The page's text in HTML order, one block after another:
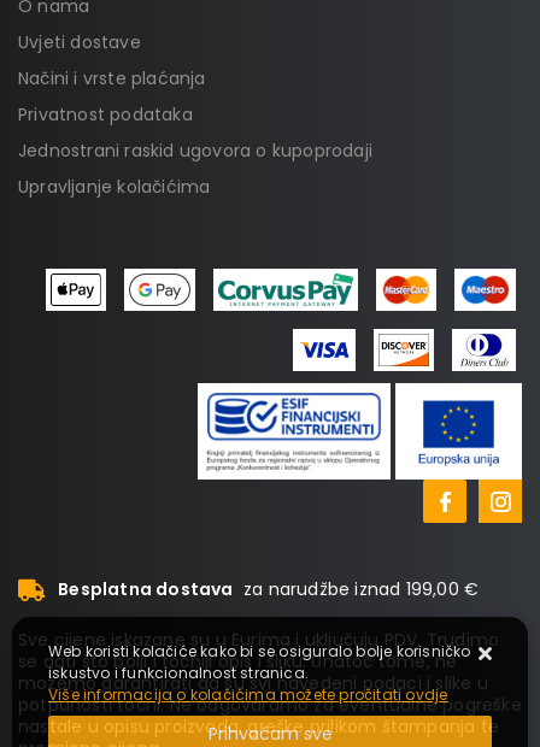
O nama
Uvjeti dostave
Načini i vrste plaćanja
Privatnost podataka
Jednostrani raskid ugovora o kupoprodaji
Upravljanje kolačićima
Besplatna dostava za narudžbe iznad 199,00 €
Sve cijene iskazane su u Eurima i uključuju PDV. Trudimo
se dati što bolji i točniji opis i sliku. Unatoč tome, ne
možemo garantirati da su svi navedeni podaci i slike u
potpunosti točni. Ne odgovaramo za eventualne pogreške
nastale u opisu proizvoda, greške prilikom štampanja te
Web koristi kolačiće kako bi se osiguralo bolje korisničko
iskustvo i funkcionalnost stranica.
Više informacija o kolačićima možete pročitati ovdje
Prihvaćam sve